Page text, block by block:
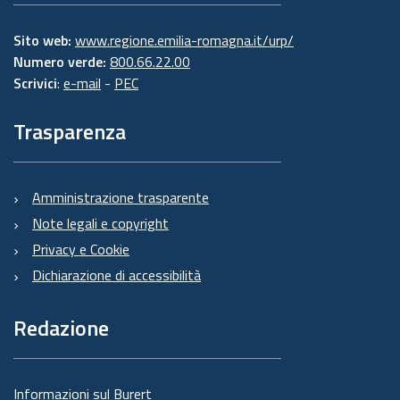
Sito web: www.regione.emilia-romagna.it/urp/
Numero verde: 800.66.22.00
Scrivici: e-mail - PEC
Trasparenza
Amministrazione trasparente
Note legali e copyright
Privacy e Cookie
Dichiarazione di accessibilità
Redazione
Informazioni sul Burert